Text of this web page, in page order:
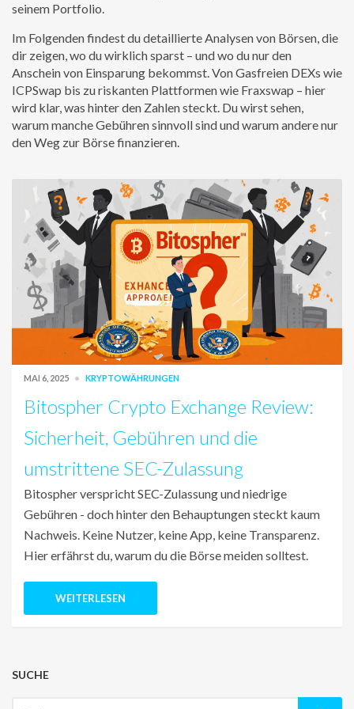
seinem Portfolio.
Im Folgenden findest du detaillierte Analysen von Börsen, die
dir zeigen, wo du wirklich sparst – und wo du nur den
Anschein von Einsparung bekommst. Von Gasfreien DEXs wie
ICPSwap bis zu riskanten Plattformen wie Fraxswap – hier
wird klar, was hinter den Zahlen steckt. Du wirst sehen,
warum manche Gebühren sinnvoll sind und warum andere nur
den Weg zur Börse finanzieren.
MAI 6, 2025 KRYPTOWÄHRUNGEN
Bitospher Crypto Exchange Review:
Sicherheit, Gebühren und die
umstrittene SEC-Zulassung
Bitospher verspricht SEC-Zulassung und niedrige
Gebühren - doch hinter den Behauptungen steckt kaum
Nachweis. Keine Nutzer, keine App, keine Transparenz.
Hier erfährst du, warum du die Börse meiden solltest.
WEITERLESEN
SUCHE